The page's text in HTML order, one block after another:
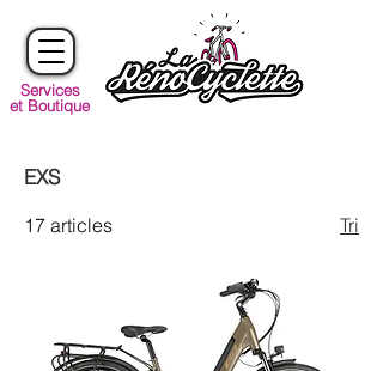
Services
et Boutique
EXS
17 articles Tri